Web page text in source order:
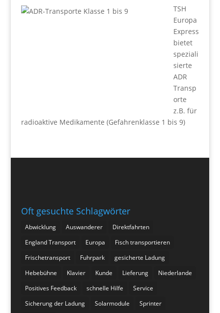
TSH
Europa
Express
bietet
speziali
sierte
ADR
Transp
orte
z.B. für
radioaktive Medikamente (Gefahrenklasse 1 bis 9)
Oft gesuchte Schlagwörter
Abwicklung Auswanderer
Direktfahrten
England Transport
Europa
Fisch transportieren
Frischetransport
Fuhrpark
gesicherte Ladung
Hebebühne
Klavier Kunde Lieferung
Niederlande
Positives Feedback
schnelle Hilfe
Service
Sicherung der Ladung
Solarmodule
Sprinter